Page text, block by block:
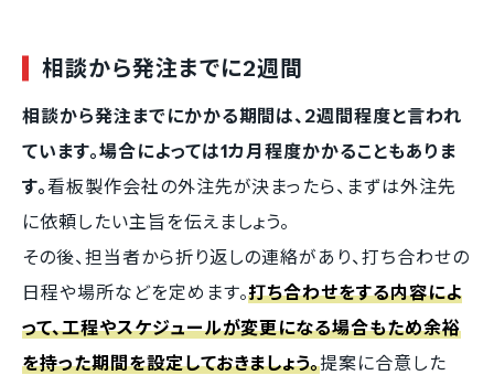
相談から発注までに2週間
相談から発注までにかかる期間は、2週間程度と言われ
ています。場合によっては1カ月程度かかることもありま
す。看板製作会社の外注先が決まったら、まずは外注先
に依頼したい主旨を伝えましょう。
その後、担当者から折り返しの連絡があり、打ち合わせの
日程や場所などを定めます。打ち合わせをする内容によ
って、工程やスケジュールが変更になる場合もため余裕
を持った期間を設定しておきましょう。提案に合意した